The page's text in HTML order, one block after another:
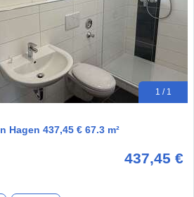
1 / 1
Hagen 437,45 € 67.3 m²
437,45 €